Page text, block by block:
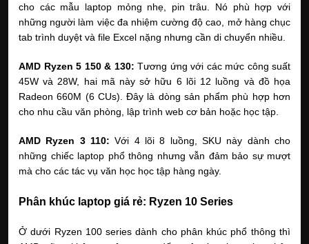
cho các mẫu laptop mỏng nhẹ, pin trâu. Nó phù hợp với
những người làm việc đa nhiệm cường độ cao, mở hàng chục
tab trình duyệt và file Excel nặng nhưng cần di chuyển nhiều.
AMD Ryzen 5 150 & 130: Tương ứng với các mức công suất
45W và 28W, hai mã này sở hữu 6 lõi 12 luồng và đồ họa
Radeon 660M (6 CUs). Đây là dòng sản phẩm phù hợp hơn
cho nhu cầu văn phòng, lập trình web cơ bản hoặc học tập.
AMD Ryzen 3 110: Với 4 lõi 8 luồng, SKU này dành cho
những chiếc laptop phổ thông nhưng vẫn đảm bảo sự mượt
mà cho các tác vụ văn học học tập hàng ngày.
Phân khúc laptop giá rẻ: Ryzen 10 Series
Ở dưới Ryzen 100 series dành cho phân khúc phổ thông thì